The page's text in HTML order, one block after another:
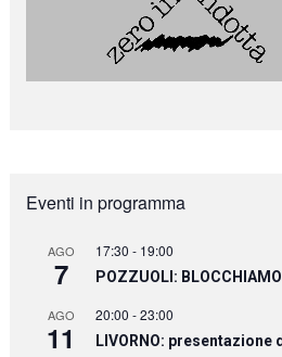
Eventi in programma
AGO
7
17:30 - 19:00
POZZUOLI:
AGO
11
20:00 -23:00
LIVORNO: presentazione